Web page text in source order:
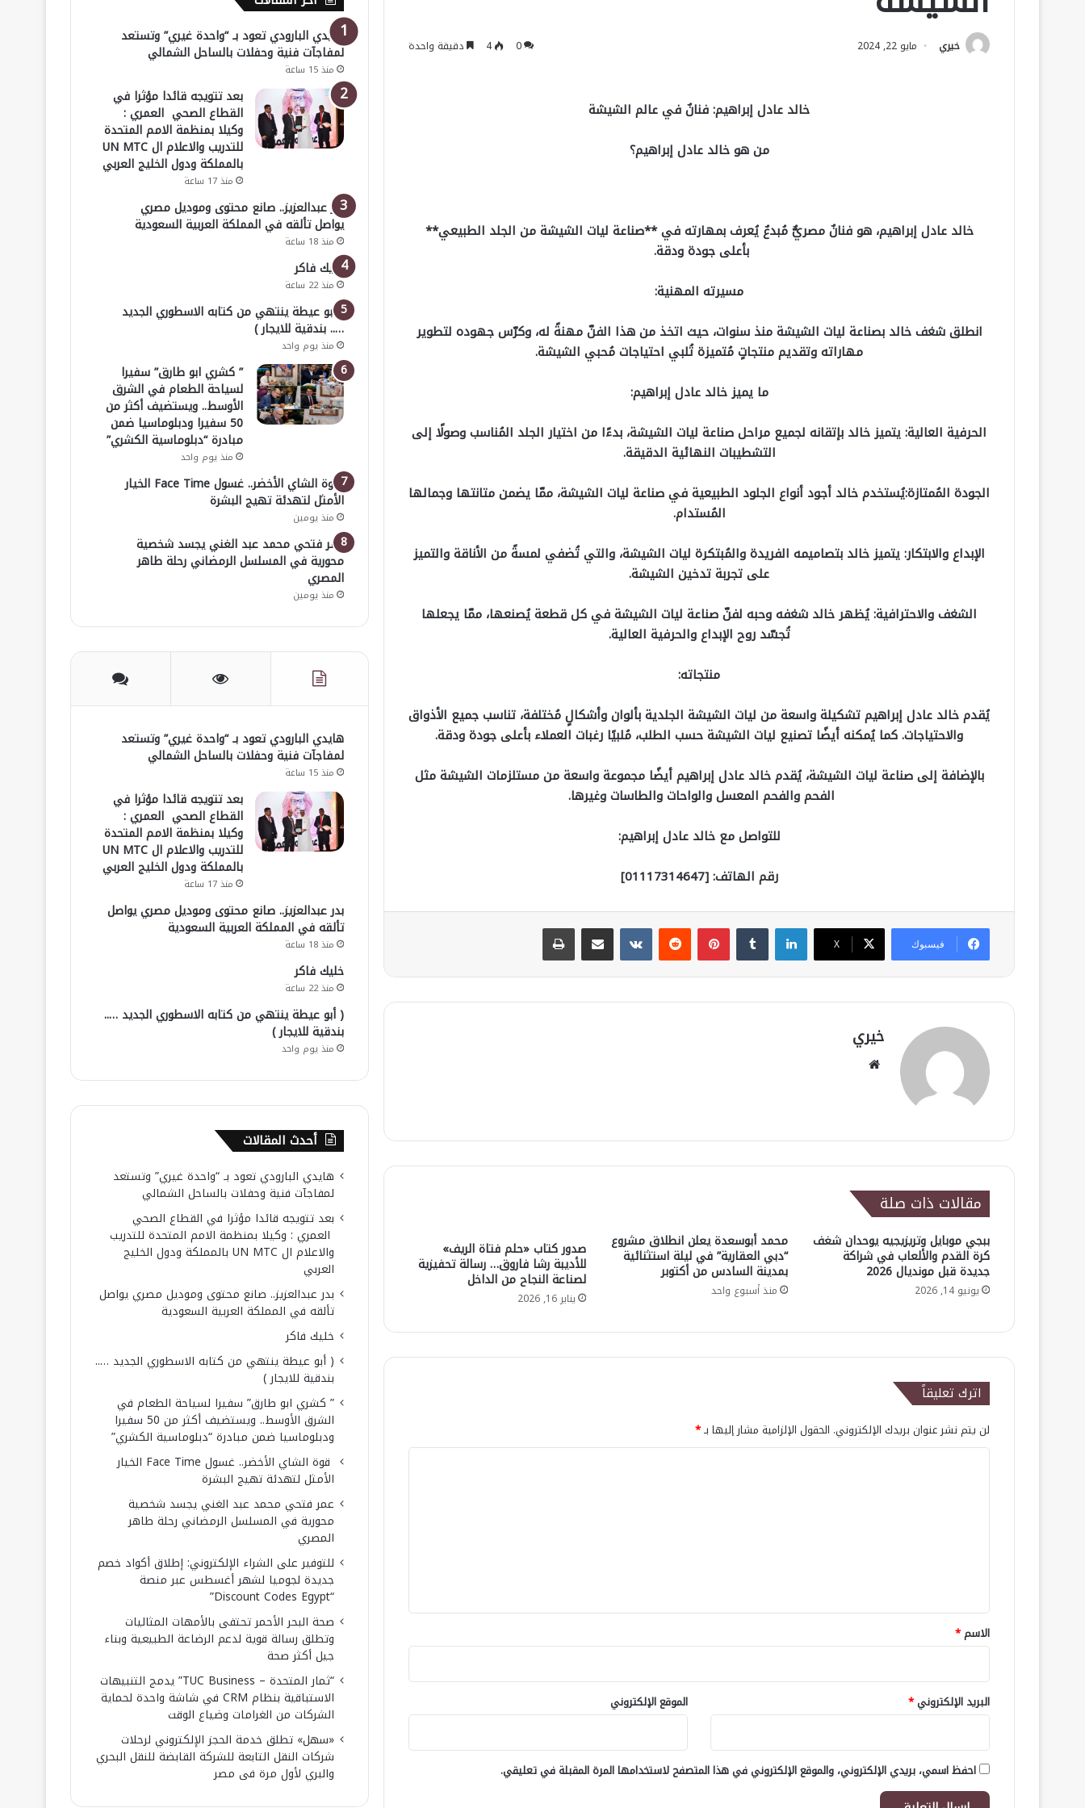
خيري مايو 22, 2024 0
4 دقيقة واحدة
خالد عادل إبراهيم: فنانٌ في عالم الشيشة
من هو خالد عادل إبراهيم؟
خالد عادل إبراهيم، هو فنانٌ مصريٌّ مُبدعٌ يُعرف بمهارته في **صناعة ليات الشيشة من الجلد الطبيعي**
بأعلى جودة ودقة.
مسيرته المهنية:
انطلق شغف خالد بصناعة ليات الشيشة منذ سنوات، حيث اتخذ من هذا الفنّ مهنةً له، وكرّس جهوده لتطوير
مهاراته وتقديم منتجاتٍ مُتميزة تُلبي احتياجات مُحبي الشيشة.
ما يميز خالد عادل إبراهيم:
الحرفية العالية: يتميز خالد بإتقانه لجميع مراحل صناعة ليات الشيشة، بدءًا من اختيار الجلد المُناسب وصولًا إلى
التشطيبات النهائية الدقيقة.
الجودة المُمتازة:يُستخدم خالد أجود أنواع الجلود الطبيعية في صناعة ليات الشيشة، ممّا يضمن متانتها وجمالها
المُستدام.
الإبداع والابتكار: يتميز خالد بتصاميمه الفريدة والمُبتكرة ليات الشيشة، والتي تُضفي لمسةً من الأناقة والتميز
على تجربة تدخين الشيشة.
الشغف والاحترافية: يُظهر خالد شغفه وحبه لفنّ صناعة ليات الشيشة في كل قطعة يُصنعها، ممّا يجعلها
تُجسّد روح الإبداع والحرفية العالية.
منتجاته:
يُقدم خالد عادل إبراهيم تشكيلة واسعة من ليات الشيشة الجلدية بألوان وأشكالٍ مُختلفة، تناسب جميع الأذواق
والاحتياجات. كما يُمكنه أيضًا تصنيع ليات الشيشة حسب الطلب، مُلبيًا رغبات العملاء بأعلى جودة ودقة.
بالإضافة إلى صناعة ليات الشيشة، يُقدم خالد عادل إبراهيم أيضًا مجموعة واسعة من مستلزمات الشيشة مثل
الفحم والفحم المعسل والواحات والطاسات وغيرها.
للتواصل مع خالد عادل إبراهيم:
رقم الهاتف: [01117314647]
فيسبوك ‫X
لينكدإن بينتيريست مشاركة عبر البريد طباعة
خيري
مقالات ذات صلة
ببجي موبايل وتريزيجيه يوحدان شغف
كرة القدم والألعاب في شراكة
جديدة قبل مونديال 2026
يونيو 14, 2026
محمد أبوسعدة يعلن انطلاق مشروع
“دبي العقارية” في ليلة استثنائية
بمدينة السادس من أكتوبر
منذ أسبوع واحد
صدور كتاب «حلم فتاة الريف»
للأديبة رشا فاروق… رسالة تحفيزية
لصناعة النجاح من الداخل
يناير 16, 2026
اترك تعليقاً
لن يتم نشر عنوان بريدك الإلكتروني. الحقول الإلزامية مشار إليها بـ*
*
الاسم*
البريد الإلكتروني* الموقع الإلكتروني
احفظ اسمي، بريدي الإلكتروني، والموقع الإلكتروني في هذا المتصفح لاستخدامها المرة المقبلة في تعليقي.
هايدي البارودي تعود بـ “واحدة غيري” وتستعد
لمفاجآت فنية وحفلات بالساحل الشمالي
منذ 15 ساعة
بعد تتويجه قائدا مؤثرا في
القطاع الصحي العمري :
وكيلا بمنظمة الامم المتحدة
للتدريب والاعلام ال UN MTC
بالمملكة ودول الخليج العربي
منذ 17 ساعة
بدر عبدالعزيز.. صانع محتوى وموديل مصري
يواصل تألقه في المملكة العربية السعودية
منذ 18 ساعة
خليك فاكر
منذ 22 ساعة
( أبو عيطة ينتهي من كتابه الاسطوري الجديد
….. بندقية للايجار )
منذ يوم واحد
” كشري ابو طارق” سفيرا
لسياحة الطعام في الشرق
الأوسط.. ويستضيف أكثر من
50 سفيرا ودبلوماسيا ضمن
مبادرة “دبلوماسية الكشري”
منذ يوم واحد
قوة الشاي الأخضر.. غسول Face Time الخيار
الأمثل لتهدئة تهيج البشرة
منذ يومين
عمر فتحي محمد عبد الغني يجسد شخصية
محورية في المسلسل الرمضاني رحلة طاهر
المصري
منذ يومين
هايدي البارودي تعود بـ “واحدة غيري” وتستعد
لمفاجآت فنية وحفلات بالساحل الشمالي
منذ 15 ساعة
بعد تتويجه قائدا مؤثرا في
القطاع الصحي العمري :
وكيلا بمنظمة الامم المتحدة
للتدريب والاعلام ال UN MTC
بالمملكة ودول الخليج العربي
منذ 17 ساعة
بدر عبدالعزيز.. صانع محتوى وموديل مصري يواصل
تألقه في المملكة العربية السعودية
منذ 18 ساعة
خليك فاكر
منذ 22 ساعة
( أبو عيطة ينتهي من كتابه الاسطوري الجديد …..
بندقية للايجار )
منذ يوم واحد
أحدث المقالات
هايدي البارودي تعود بـ “واحدة غيري” وتستعد
لمفاجآت فنية وحفلات بالساحل الشمالي
بعد تتويجه قائدا مؤثرا في القطاع الصحي
العمري : وكيلا بمنظمة الامم المتحدة للتدريب
والاعلام ال UN MTC بالمملكة ودول الخليج
العربي
بدر عبدالعزيز.. صانع محتوى وموديل مصري يواصل
تألقه في المملكة العربية السعودية
خليك فاكر
( أبو عيطة ينتهي من كتابه الاسطوري الجديد …..
بندقية للايجار )
” كشري ابو طارق” سفيرا لسياحة الطعام في
الشرق الأوسط.. ويستضيف أكثر من 50 سفيرا
ودبلوماسيا ضمن مبادرة “دبلوماسية الكشري”
قوة الشاي الأخضر.. غسول Face Time الخيار
الأمثل لتهدئة تهيج البشرة
عمر فتحي محمد عبد الغني يجسد شخصية
محورية في المسلسل الرمضاني رحلة طاهر
المصري
للتوفير على الشراء الإلكتروني: إطلاق أكواد خصم
جديدة لجوميا لشهر أغسطس عبر منصة
“Discount Codes Egypt”
صحة البحر الأحمر تحتفى بالأمهات المثاليات
وتطلق رسالة قوية لدعم الرضاعة الطبيعية وبناء
جيل أكثر صحة
“ثمار المتحدة – TUC Business” يدمج التنبيهات
الاستباقية بنظام CRM في شاشة واحدة لحماية
الشركات من الغرامات وضياع الوقت
«سهل» تطلق خدمة الحجز الإلكتروني لرحلات
شركات النقل التابعة للشركة القابضة للنقل البحري
والبري لأول مرة فى مصر